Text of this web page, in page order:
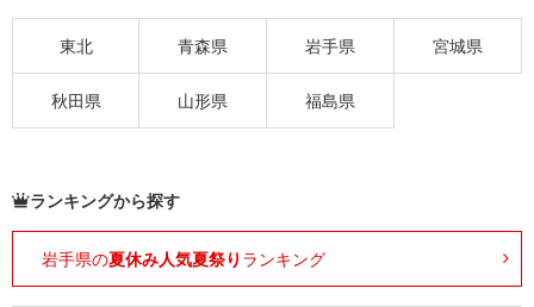
東北 青森県 岩手県 宮城県
秋田県 山形県 福島県
ランキングから探す
岩手県の夏休み人気夏祭り ランキング